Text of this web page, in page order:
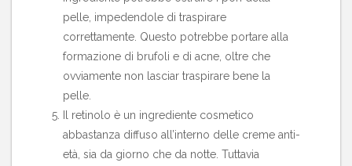
pelle, impedendole di traspirare
correttamente. Questo potrebbe portare alla
formazione di brufoli e di acne, oltre che
ovviamente non lasciar traspirare bene la
pelle.
Il retinolo è un ingrediente cosmetico
abbastanza diffuso all’interno delle creme anti-
età, sia da giorno che da notte. Tuttavia